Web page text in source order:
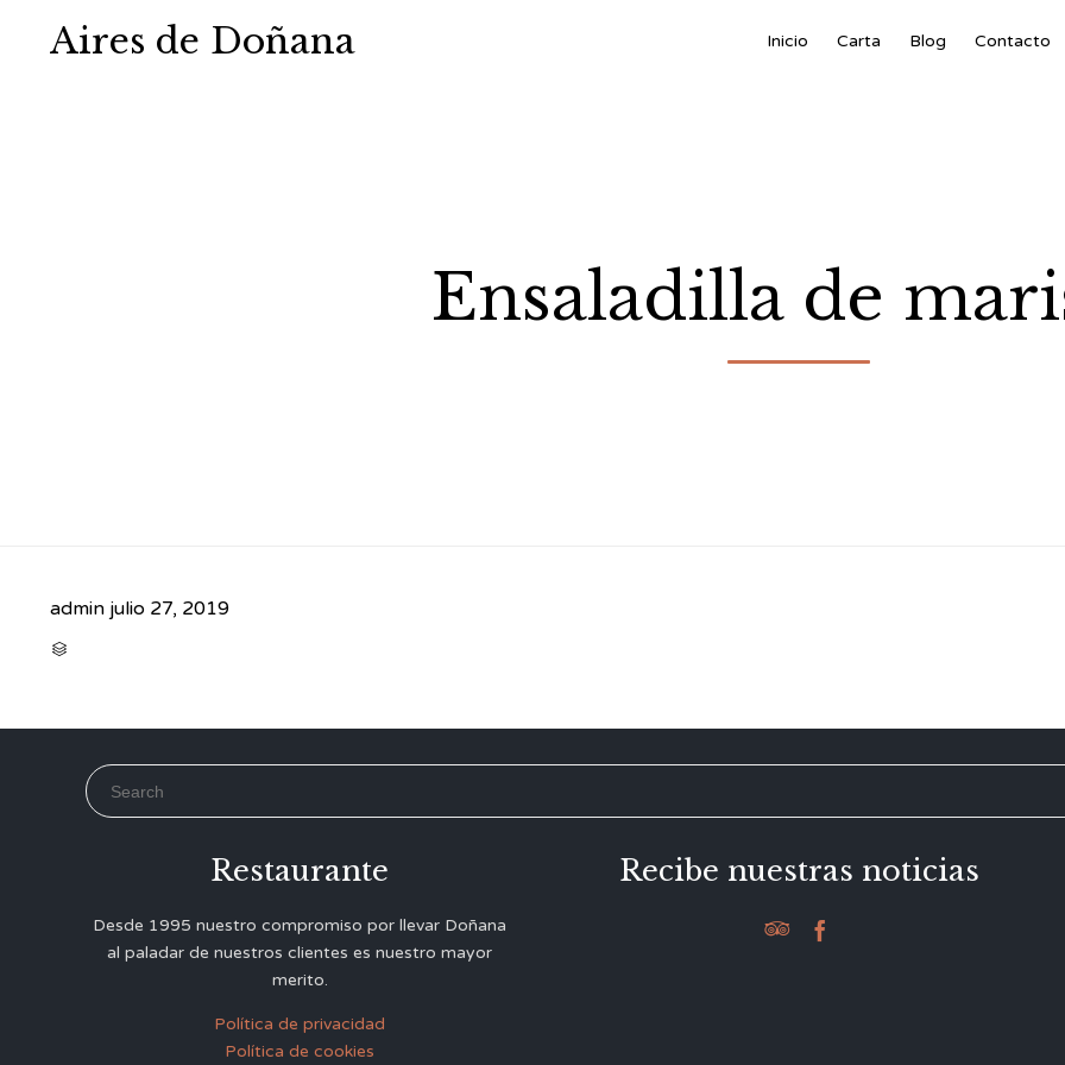
Aires de Doñana Inicio Carta Blog Contacto
Ensaladilla de
admin julio 27, 2019

Search for:
Restaurante
Desde 1995 nuestro compromiso por llevar Doñana
al paladar de nuestros clientes es nuestro mayor
merito.
Política de privacidad
Política de cookies
Recibe nuestras noticias
 